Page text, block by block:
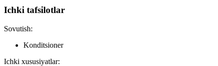
Ichki tafsilotlar
Sovutish:
Konditsioner
Ichki xususiyatlar: